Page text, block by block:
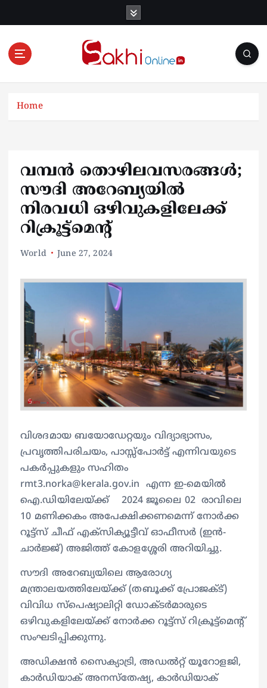
Online News Portal
Home
വമ്പൻ തൊഴിലവസരങ്ങള്‍;
സൗദി അറേബ്യയില്‍
നിരവധി ഒഴിവുകളിലേക്ക്
റിക്രൂട്ട്മെന്‍റ്
World June 27, 2024
വിശദമായ ബയോഡേറ്റയും വിദ്യാഭ്യാസം,
പ്രവൃത്തിപരിചയം, പാസ്സ്പോര്‍ട്ട് എന്നിവയുടെ
പകര്‍പ്പുകളും സഹിതം
rmt3.norka@kerala.gov.in എന്ന ഇ-മെയില്‍
ഐ.‍ഡിയിലേയ്ക്ക് 2024 ജൂലൈ 02 രാവിലെ
10 മണിക്കകം അപേക്ഷിക്കണമെന്ന് നോർക്ക
റൂട്ട്സ് ചീഫ് എക്സിക്യൂട്ടീവ് ഓഫീസർ (ഇന്‍-
ചാര്‍ജ്ജ്) അജിത്ത് കോളശ്ശേരി അറിയിച്ചു.
സൗദി അറേബ്യയിലെ ആരോഗ്യ
മന്ത്രാലയത്തിലേയ്ക്ക് (തബൂക്ക് പ്രോജക്ട്)
വിവിധ സ്പെഷ്യാലിറ്റി ഡോക്ടര്‍മാരുടെ
ഒഴിവുകളിലേയ്ക്ക് നോര്‍ക്ക റൂട്ട്സ് റിക്രൂട്ട്മെന്‍റ്
സംഘടിപ്പിക്കുന്നു.
അഡിക്ഷൻ സൈക്യാട്രി, അഡൽറ്റ് യൂറോളജി,
കാർഡിയാക് അനസ്തേഷ്യ, കാർഡിയാക്